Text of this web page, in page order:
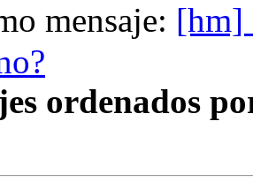
mensaje:
ordenados